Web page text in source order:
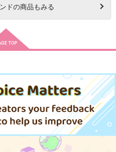
ドの商品もみる